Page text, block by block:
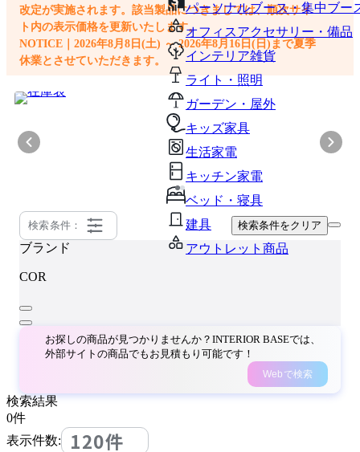
パーソナルブース・集中ブー
オフィスアクセサリー・備品
インテリア雑貨
ライト・照明
ガーデン・屋外
キッズ家具
生活家電
キッチン家電
ベッド・寝具
建具
アウトレット商品
改定が実施されます。該当製品につきましては、順次サイ
ト内の表示価格を更新いたします。
NOTICE｜2026年8月8日(土) ～ 2026年8月16日(日)まで夏季
休業とさせていただきます。
検索条件： 検索条件をクリア
ブランド
COR
お探しの商品が見つかりませんか？INTERIOR BASEでは、
外部サイトの商品でもお見積もり可能です！
Webで検索
検索結果
0件
表示件数:
120件